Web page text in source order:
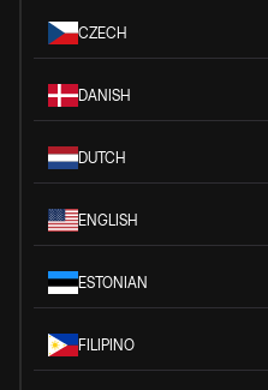
CZECH
DANISH
DUTCH
ENGLISH
ESTONIAN
FILIPINO